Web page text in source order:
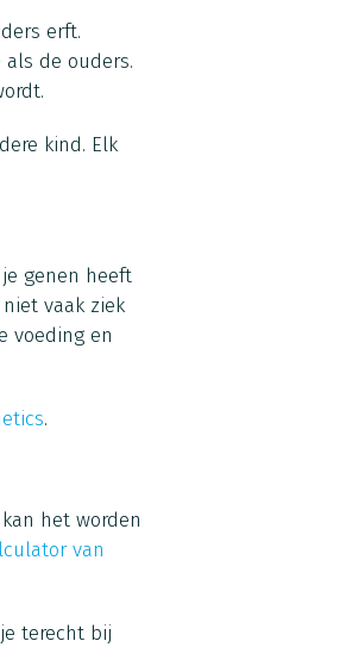
erft.
de ouders.
kind. Elk
genen heeft
vaak ziek
voeding en
.
het worden
van
terecht bij